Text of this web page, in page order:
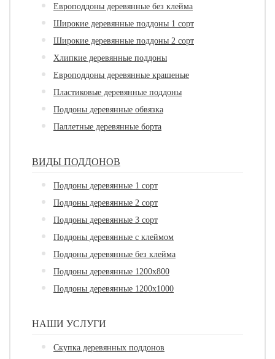
Европоддоны деревянные без клейма
Широкие деревянные поддоны 1 сорт
Широкие деревянные поддоны 2 сорт
Хлипкие деревянные поддоны
Европоддоны деревянные крашеные
Пластиковые деревянные поддоны
Поддоны деревянные обвязка
Паллетные деревянные борта
ВИДЫ ПОДДОНОВ
Поддоны деревянные 1 сорт
Поддоны деревянные 2 сорт
Поддоны деревянные 3 сорт
Поддоны деревянные с клеймом
Поддоны деревянные без клейма
Поддоны деревянные 1200х800
Поддоны деревянные 1200х1000
НАШИ УСЛУГИ
Скупка деревянных поддонов